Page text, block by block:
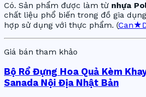
Có. Sản phẩm được làm từ nhựa
chất liệu phổ biến trong đồ gia
hợp sử dụng với thực phẩm. (
Giá bán tham khảo
Bộ Rổ Đựng Hoa Quả Kèm
Sanada Nội Địa Nhật Bản